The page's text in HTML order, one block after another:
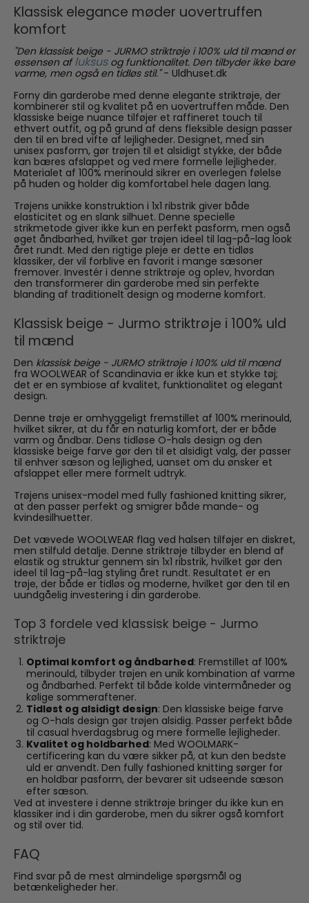
Klassisk elegance møder uovertruffen
komfort
"Den klassisk beige - JURMO striktrøje i 100% uld til mænd er
essensen afluksusog funktionalitet. Den tilbyder ikke bare
varme, men også en tidløs stil."- Uldhuset.dk
Forny din garderobe med denne elegante striktrøje, der
kombinerer stil og kvalitet på en uovertruffen måde. Den
klassiske beige nuance tilføjer et raffineret touch til
ethvert outfit, og på grund af dens fleksible design passer
den til en bred vifte af lejligheder. Designet, med sin
unisex pasform, gør trøjen til et alsidigt stykke, der både
kan bæres afslappet og ved mere formelle lejligheder.
Materialet af 100% merinould sikrer en overlegen følelse
på huden og holder dig komfortabel hele dagen lang.
Trøjens unikke konstruktion i 1x1 ribstrik giver både
elasticitet og en slank silhuet. Denne specielle
strikmetode giver ikke kun en perfekt pasform, men også
øget åndbarhed, hvilket gør trøjen ideel til lag-på-lag look
året rundt. Med den rigtige pleje er dette en tidløs
klassiker, der vil forblive en favorit i mange sæsoner
fremover. Investér i denne striktrøje og oplev, hvordan
den transformerer din garderobe med sin perfekte
blanding af traditionelt design og moderne komfort.
Klassisk beige - Jurmo striktrøje i 100% uld
til mænd
Den klassisk beige - JURMO striktrøje i 100% uld til mænd
fra WOOLWEAR of Scandinavia er ikke kun et stykke tøj;
det er en symbiose af kvalitet, funktionalitet og elegant
design.
Denne trøje er omhyggeligt fremstillet af 100% merinould,
hvilket sikrer, at du får en naturlig komfort, der er både
varm og åndbar. Dens tidløse O-hals design og den
klassiske beige farve gør den til et alsidigt valg, der passer
til enhver sæson og lejlighed, uanset om du ønsker et
afslappet eller mere formelt udtryk.
Trøjens unisex-model med fully fashioned knitting sikrer,
at den passer perfekt og smigrer både mande- og
kvindesilhuetter.
Det vævede WOOLWEAR flag ved halsen tilføjer en diskret,
men stilfuld detalje. Denne striktrøje tilbyder en blend af
elastik og struktur gennem sin 1x1 ribstrik, hvilket gør den
ideel til lag-på-lag styling året rundt. Resultatet er en
trøje, der både er tidløs og moderne, hvilket gør den til en
uundgåelig investering i din garderobe.
Top 3 fordele ved klassisk beige - Jurmo
striktrøje
Optimal komfort og åndbarhed: Fremstillet af 100%
merinould, tilbyder trøjen en unik kombination af varme
og åndbarhed. Perfekt til både kolde vintermåneder og
kølige sommeraftener.
Tidløst og alsidigt design: Den klassiske beige farve
og O-hals design gør trøjen alsidig. Passer perfekt både
til casual hverdagsbrug og mere formelle lejligheder.
Kvalitet og holdbarhed: Med WOOLMARK-
certificering kan du være sikker på, at kun den bedste
uld er anvendt. Den fully fashioned knitting sørger for
en holdbar pasform, der bevarer sit udseende sæson
efter sæson.
Ved at investere i denne striktrøje bringer du ikke kun en
klassiker ind i din garderobe, men du sikrer også komfort
og stil over tid.
FAQ
Find svar på de mest almindelige spørgsmål og
betænkeligheder her.